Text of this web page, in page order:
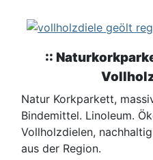
::
Natur Korkparkett,
Bindemittel. Linoleum.
Vollholzdielen,
aus der Region.